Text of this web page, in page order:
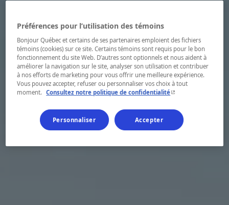
Préférences pour l’utilisation des témoins
Bonjour Québec et certains de ses partenaires emploient des fichiers
témoins (cookies) sur ce site. Certains témoins sont requis pour le bon
fonctionnement du site Web. D’autres sont optionnels et nous aident à
améliorer la navigation sur le site, analyser son utilisation et contribuer
à nos efforts de marketing pour vous offrir une meilleure expérience.
Vous pouvez accepter, refuser ou personnaliser vos choix à tout
moment. Consultez notre politique de confidentialité- Cet hyperlien
Personnaliser Accepter